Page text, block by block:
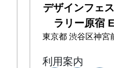
デザインフェ
ラリー原宿
東京都 渋谷区神宮前3-20-2,
利用案内